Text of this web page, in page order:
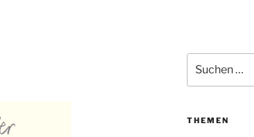
nach:
THEMEN